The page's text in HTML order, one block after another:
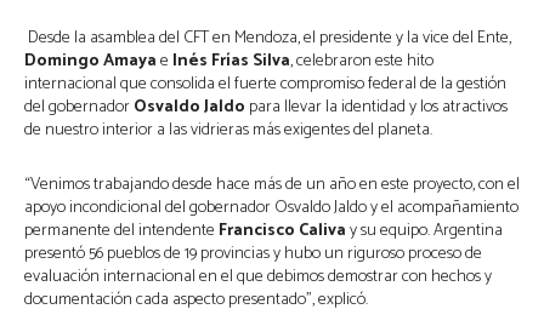
Desde la asamblea del CFT en Mendoza, el presidente y la vice del Ente,
Domingo Amayae Inés Frías Silva, celebraron este hito
internacional que consolida el fuerte compromiso federal de la gestión
del gobernadorOsvaldo Jaldo para llevar la identidad y los atractivos
de nuestro interior a las vidrieras más exigentes del planeta.
“Venimos trabajando desde hace más de un año en este proyecto, con el
apoyo incondicional del gobernador Osvaldo Jaldo y el acompañamiento
permanente del intendente Francisco Calivay su equipo. Argentina
presentó 56 pueblos de 19 provincias y hubo un riguroso proceso de
evaluación internacional en el que debimos demostrar con hechos y
documentación cada aspecto presentado”, explicó.